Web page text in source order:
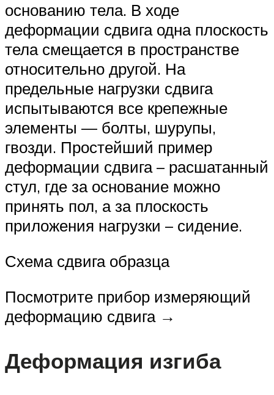
основанию тела. В ходе
деформации сдвига одна плоскость
тела смещается в пространстве
относительно другой. На
предельные нагрузки сдвига
испытываются все крепежные
элементы — болты, шурупы,
гвозди. Простейший пример
деформации сдвига – расшатанный
стул, где за основание можно
принять пол, а за плоскость
приложения нагрузки – сидение.
Схема сдвига образца
Посмотрите прибор измеряющий
деформацию сдвига →
Деформация изгиба